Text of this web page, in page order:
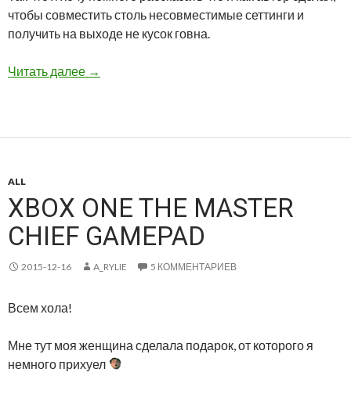
чтобы совместить столь несовместимые сеттинги и
получить на выходе не кусок говна.
Читать далее →
ALL
XBOX ONE THE MASTER
CHIEF GAMEPAD
2015-12-16 A_RYLIE 5 КОММЕНТАРИЕВ
Всем хола!
Мне тут моя женщина сделала подарок, от которого я
немного прихуел